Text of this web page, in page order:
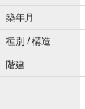
築年月
種別 / 構造
階建